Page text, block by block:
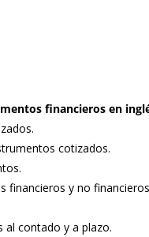
financieros en
cotizados.
financieros y no
al contado y a plazo.